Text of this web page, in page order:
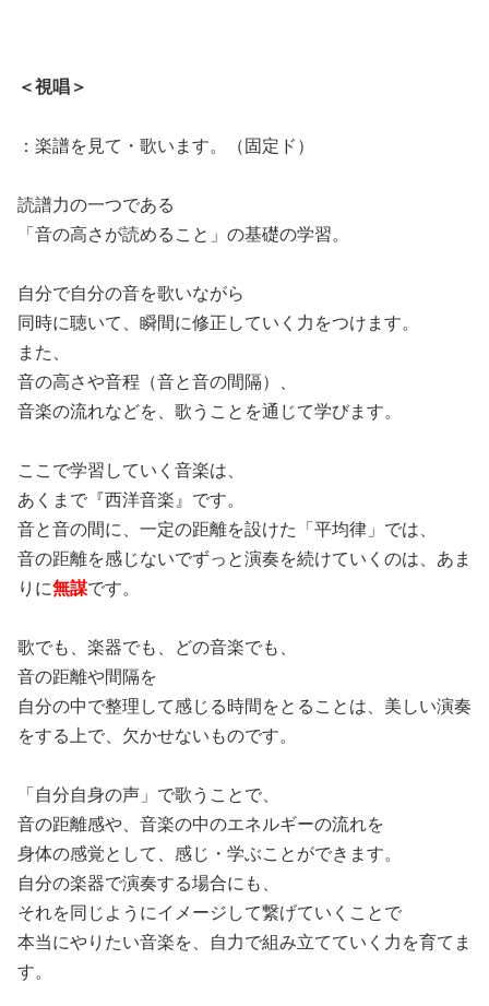
＜視唱＞
：楽譜を見て・歌います。（固定ド）
読譜力の一つである
「音の高さが読めること」の基礎の学習。
自分で自分の音を歌いながら
同時に聴いて、瞬間に修正していく力をつけます。
また、
音の高さや音程（音と音の間隔）、
音楽の流れなどを、歌うことを通じて学びます。
ここで学習していく音楽は、
あくまで『西洋音楽』です。
音と音の間に、一定の距離を設けた「平均律」では、
音の距離を感じないでずっと演奏を続けていくのは、あま
りに無謀です。
歌でも、楽器でも、どの音楽でも、
音の距離や間隔を
自分の中で整理して感じる時間をとることは、美しい演奏
をする上で、欠かせないものです。
「自分自身の声」で歌うことで、
音の距離感や、音楽の中のエネルギーの流れを
身体の感覚として、感じ・学ぶことができます。
自分の楽器で演奏する場合にも、
それを同じようにイメージして繋げていくことで
本当にやりたい音楽を、自力で組み立てていく力を育てま
す。